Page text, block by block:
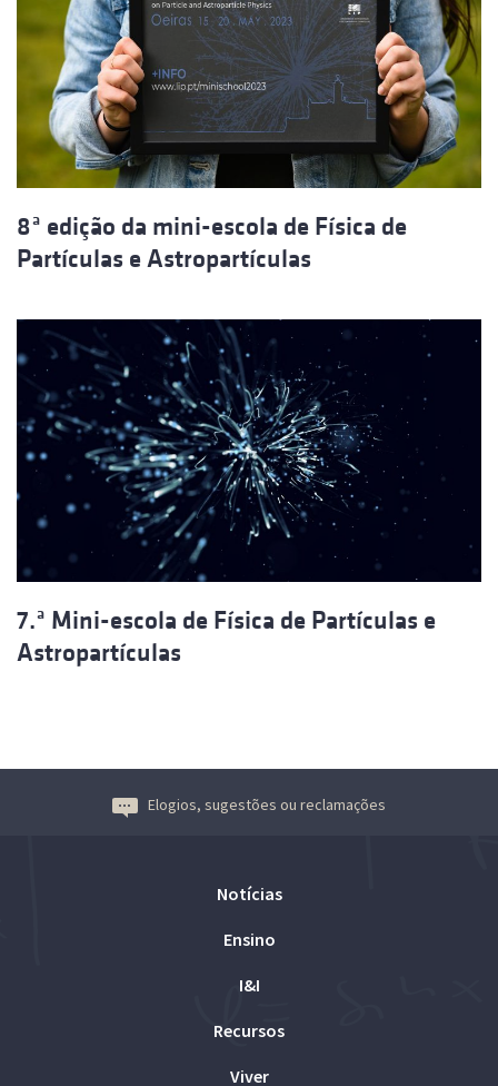
8ª edição da mini-escola de Física de
Partículas e Astropartículas
7.ª Mini-escola de Física de Partículas e
Astropartículas
Elogios, sugestões ou reclamações
Notícias
Ensino
I&I
Recursos
Viver